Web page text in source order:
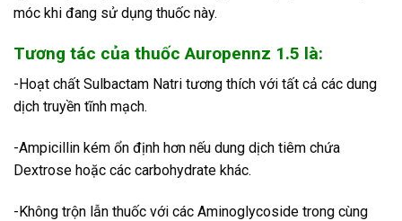
móc khi đang sử dụng thuốc này.
Tương tác của thuốc Auropennz 1.5 là:
-Hoạt chất Sulbactam Natri tương thích với tất cả các dung
dịch truyền tĩnh mạch.
-Ampicillin kém ổn định hơn nếu dung dịch tiêm chứa
Dextrose hoặc các carbohydrate khác.
-Không trộn lẫn thuốc với các Aminoglycoside trong cùng